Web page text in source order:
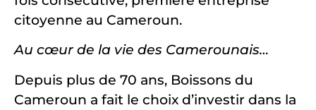
citoyenne au Cameroun.
Au cœur de la vie des Camerounais…
Depuis plus de 70 ans, Boissons du
Cameroun a fait le choix d’investir dans la